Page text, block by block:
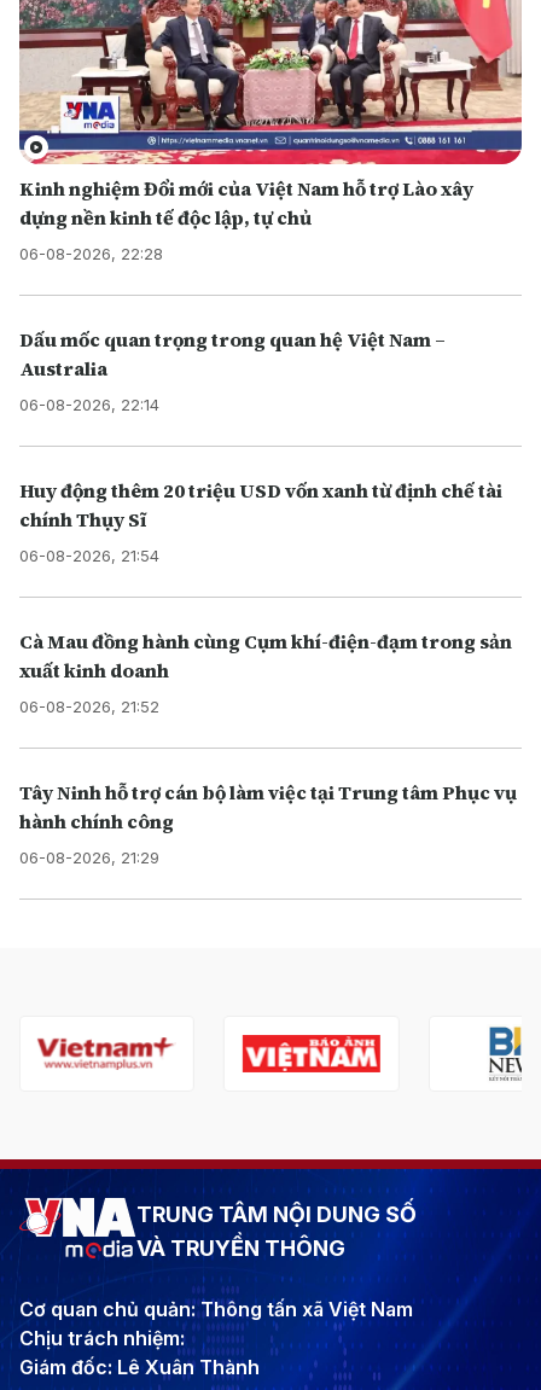
Kinh nghiệm Đổi mới của Việt Nam hỗ trợ Lào xây
dựng nền kinh tế độc lập, tự chủ
06-08-2026, 22:28
Dấu mốc quan trọng trong quan hệ Việt Nam –
Australia
06-08-2026, 22:14
Huy động thêm 20 triệu USD vốn xanh từ định chế tài
chính Thụy Sĩ
06-08-2026, 21:54
Cà Mau đồng hành cùng Cụm khí-điện-đạm trong sản
xuất kinh doanh
06-08-2026, 21:52
Tây Ninh hỗ trợ cán bộ làm việc tại Trung tâm Phục vụ
hành chính công
06-08-2026, 21:29
TRUNG TÂM NỘI DUNG SỐ
VÀ TRUYỀN THÔNG
Cơ quan chủ quản: Thông tấn xã Việt Nam
Chịu trách nhiệm:
Giám đốc: Lê Xuân Thành